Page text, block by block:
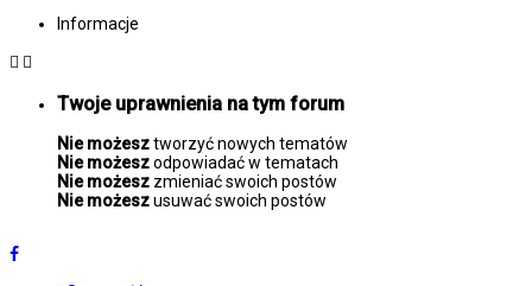
Informacje
Twoje uprawnienia na tym forum
Nie możesztworzyć nowych tematów
Nie możeszodpowiadać w tematach
Nie możesz zmieniać swoich postów
Nie możeszusuwać swoich postów